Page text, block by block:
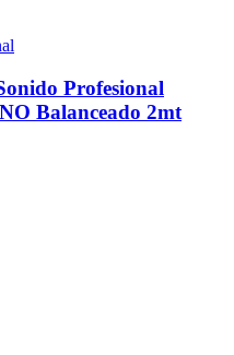
Profesional
Balanceado 2mt